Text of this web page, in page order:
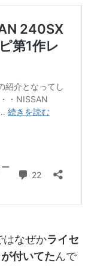
はなぜかライセ
付いてたんで